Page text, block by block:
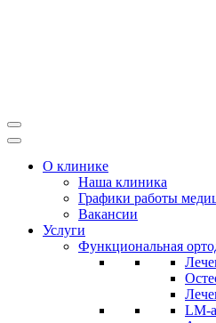
О клинике
Наша клиника
Графики работы
Вакансии
Услуги
Функциональная
LM-